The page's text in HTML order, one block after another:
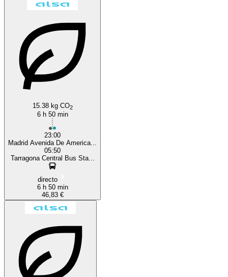
Madrid
15.38 kg CO2
6 h 50 min
23:00
Madrid Avenida De America...
05:50
Tarragona Central Bus Sta...
directo
6 h 50 min
46,83 €